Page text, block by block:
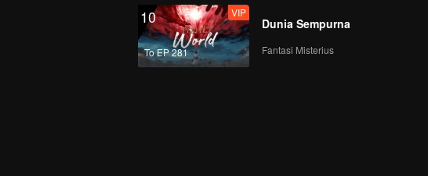
10
To EP 281
VIP
Dunia Sempurna
Fantasi Misterius